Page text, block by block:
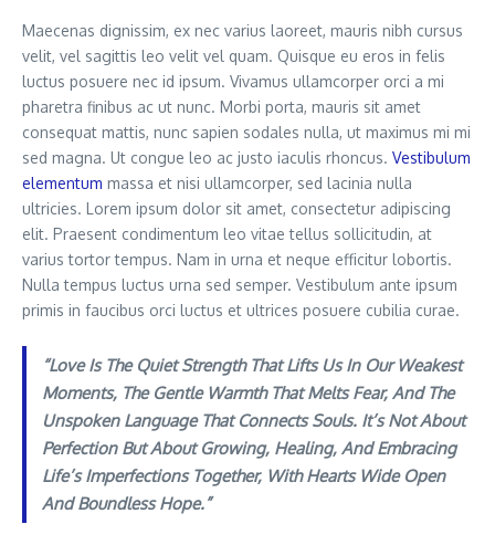
Maecenas dignissim, ex nec varius laoreet, mauris nibh cursus
velit, vel sagittis leo velit vel quam. Quisque eu eros in felis
luctus posuere nec id ipsum. Vivamus ullamcorper orci a mi
pharetra finibus ac ut nunc. Morbi porta, mauris sit amet
consequat mattis, nunc sapien sodales nulla, ut maximus mi mi
sed magna. Ut congue leo ac justo iaculis rhoncus. Vestibulum
elementum massa et nisi ullamcorper, sed lacinia nulla
ultricies. Lorem ipsum dolor sit amet, consectetur adipiscing
elit. Praesent condimentum leo vitae tellus sollicitudin, at
varius tortor tempus. Nam in urna et neque efficitur lobortis.
Nulla tempus luctus urna sed semper. Vestibulum ante ipsum
primis in faucibus orci luctus et ultrices posuere cubilia curae.
“Love Is The Quiet Strength That Lifts Us In Our Weakest
Moments, The Gentle Warmth That Melts Fear, And The
Unspoken Language That Connects Souls. It’s Not About
Perfection But About Growing, Healing, And Embracing
Life’s Imperfections Together, With Hearts Wide Open
And Boundless Hope.”